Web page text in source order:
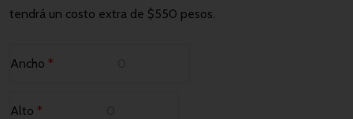
tendrá un costo extra de $550 pesos.
Ancho *
Alto *